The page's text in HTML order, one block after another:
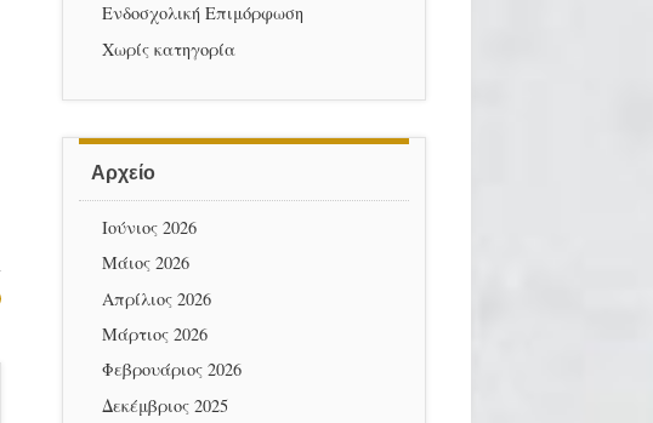
Ενδοσχολική Επιμόρφωση
Χωρίς κατηγορία
Αρχείο
Ιούνιος 2026
Μάιος 2026
Απρίλιος 2026
Μάρτιος 2026
Φεβρουάριος 2026
Δεκέμβριος 2025